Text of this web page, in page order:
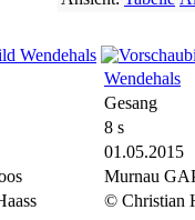
Wendehals
Gesang
8 s
01.05.2015
Murnau
© Christian